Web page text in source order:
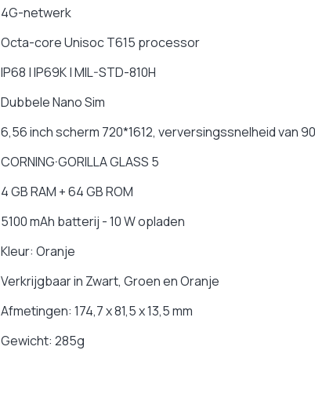
4G-netwerk
Octa-core Unisoc T615 processor
IP68 | IP69K | MIL-STD-810H
Dubbele Nano Sim
6,56 inch scherm 720*1612, verversingssnelheid van
CORNING·GORILLA GLASS 5
4 GB RAM + 64 GB ROM
5100 mAh batterij - 10 W opladen
Kleur: Oranje
Verkrijgbaar in Zwart, Groen en Oranje
Afmetingen: 174,7 x 81,5 x 13,5 mm
Gewicht: 285g